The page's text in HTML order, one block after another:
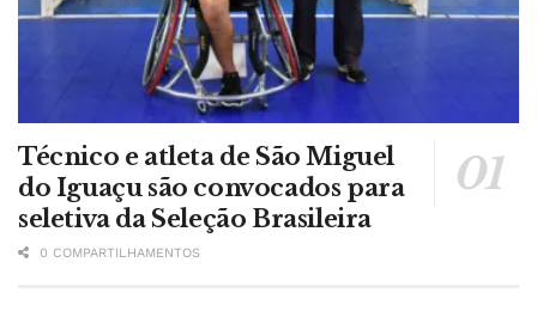
Técnico e atleta de São Miguel
do Iguaçu são convocados para
seletiva da Seleção Brasileira
0 COMPARTILHAMENTOS